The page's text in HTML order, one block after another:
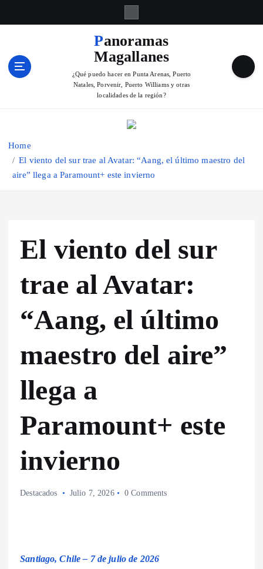
Panoramas
Magallanes
¿Qué puedo hacer en Punta Arenas, Puerto
Natales, Porvenir, Puerto Williams y otras
localidades de la región?
Home
El viento del sur trae al Avatar: “Aang, el último maestro del
aire” llega a Paramount+ este invierno
El viento del sur
trae al Avatar:
“Aang, el último
maestro del aire”
llega a
Paramount+ este
invierno
Destacados Julio 7, 2026 0 Comments
Santiago, Chile – 7 de julio de 2026